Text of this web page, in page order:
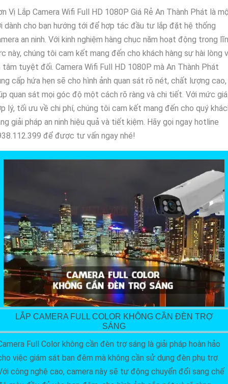
Vị Lắp Camera Wifi Full HD 1080P Giá Rẻ An Thành Phát là
dành cho bạn hướng tới để hợp tác đầu tư lắp đặt hệ thống
an ninh. Với kinh nghiệm hàng chục năm hoạt động trong
này, chúng tôi cam kết mang đến cho khách hàng sự hài lòng
tâm tuyệt đối. Camera Wifi Full HD 1080P mà An Thành Phát
cấp hứa hẹn sẽ cho hình ảnh quan sát rõ nét, chất lượng cao,
quan sát mọi góc độ một cách rõ ràng và chi tiết. Với mức giá
lý, tối ưu về chi phí, chúng tôi cam kết mang đến cho quý
giải pháp an ninh hiệu quả và tiết kiệm. Hãy gọi ngay hotline
để được tư vấn ngay nhé!
LẮP CAMERA FULL COLOR KHÔNG CẦN ĐÈN TRỢ
SÁNG
Full Color không cần đèn trợ sáng là giải pháp hoàn hảo
việc giám sát ban đêm mà không cần sử dụng đèn phụ trợ.
công nghệ cao, camera này sẽ tự động chuyển đổi sang chế